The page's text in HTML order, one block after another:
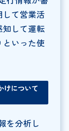
て営業活
知して運転
いった使
について
を分析し